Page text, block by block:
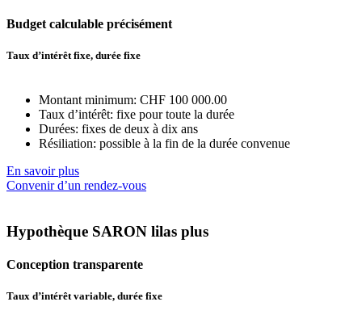
Budget calculable précisément
Taux d’intérêt fixe, durée fixe
Montant minimum: CHF 100 000.00
Taux d’intérêt: fixe pour toute la durée
Durées: fixes de deux à dix ans
Résiliation: possible à la fin de la durée convenue
En savoir plus
Convenir d’un rendez-vous
Hypothèque SARON lilas plus
Conception transparente
Taux d’intérêt variable, durée fixe